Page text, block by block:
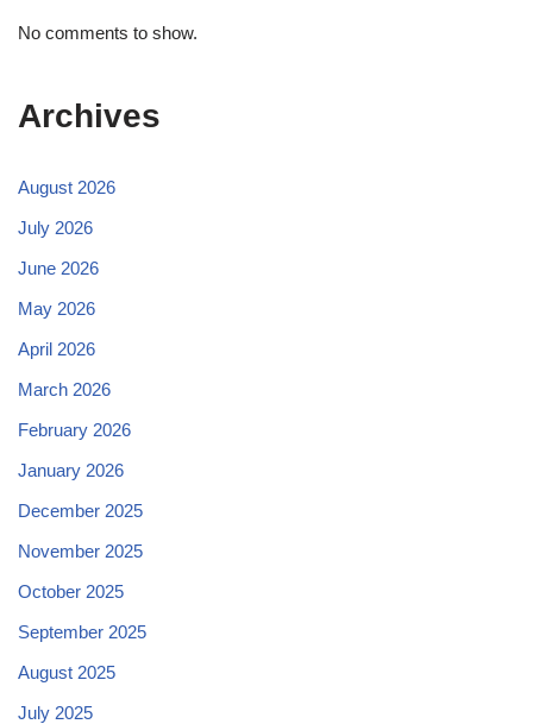
No comments to show.
Archives
August 2026
July 2026
June 2026
May 2026
April 2026
March 2026
February 2026
January 2026
December 2025
November 2025
October 2025
September 2025
August 2025
July 2025